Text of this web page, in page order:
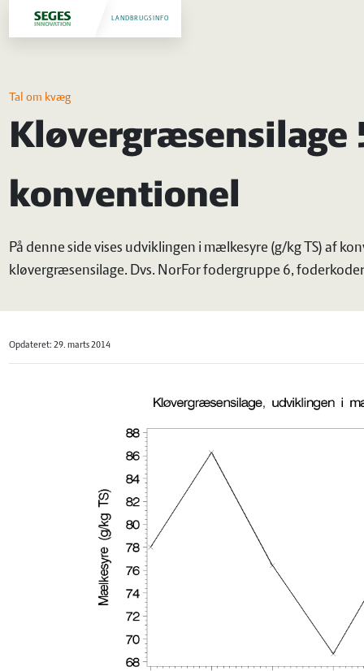
LANDBRUGSINFO
Tal om kvæg
Kløvergræsensilage
konventionel
På denne side vises udviklingen i mælkesyre (g/kg TS) af
kløvergræsensilage. Dvs. NorFor fodergruppe 6,
Opdateret: 29. marts 2014